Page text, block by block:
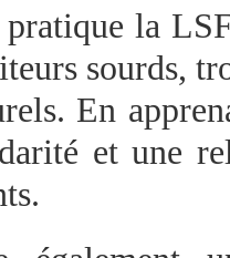
la
sourds,
En
et une